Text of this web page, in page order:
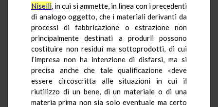
Niselli, in cui si ammette, in linea con i precedenti
di analogo oggetto, che i materiali derivanti da
processi di fabbricazione o estrazione non
principalmente destinati a produrli possono
costituire non residui ma sottoprodotti, di cui
l’impresa non ha intenzione di disfarsi, ma si
precisa anche che tale qualificazione «deve
essere circoscritta alle situazioni in cui il
riutilizzo di un bene, di un materiale o di una
materia prima non sia solo eventuale ma certo